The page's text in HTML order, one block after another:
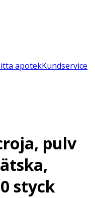
apotekKundservice
pulv
styck